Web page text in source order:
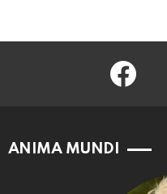
ANIMA MUNDI